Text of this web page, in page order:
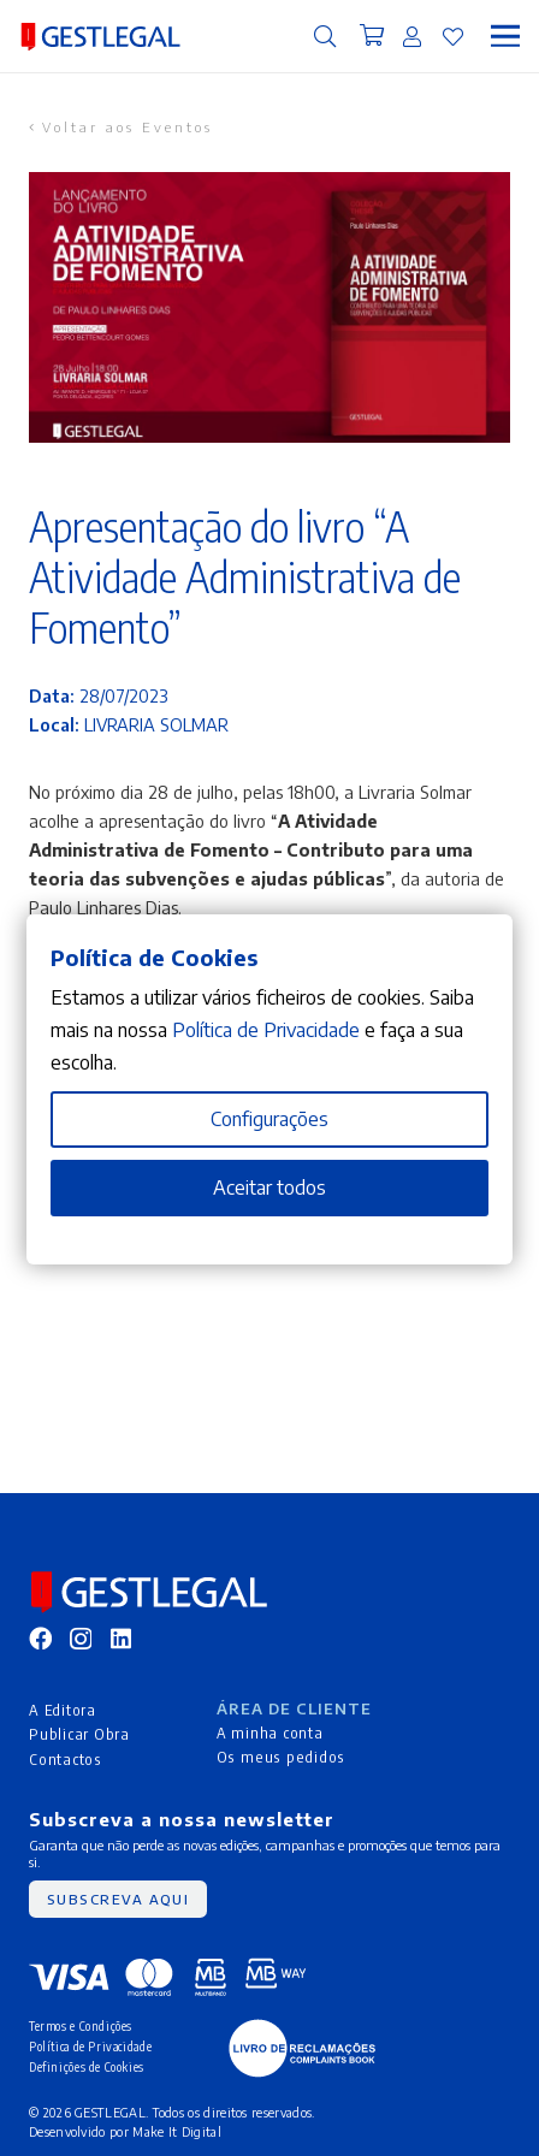
Voltar aos Eventos
Apresentação do livro “A
Atividade Administrativa de
Fomento”
Data: 28/07/2023
Local: LIVRARIA SOLMAR
No próximo dia 28 de julho, pelas 18h00, a Livraria Solmar
acolhe a apresentação do livro “A Atividade
Administrativa de Fomento – Contributo para uma
teoria das subvenções e ajudas públicas”, da autoria de
Paulo Linhares Dias.
Apresentação da obra está a cargo de Pedro Bettecourt
Data:28/07/2023
Local:LIVRARIA SOLMAR
Solmar Avenida Center
Avenida Infante D. Hemrique. Nº 71 – Loja 07
Ponta Delgada (Açores)
Partilhar:
A Editora
Publicar Obra
Contactos
ÁREA DE CLIENTE
A minha conta
Os meus pedidos
Subscreva a nossa newsletter
Garanta que não perde as novas edições, campanhas e promoções que temos para
si.
SUBSCREVA AQUI
Termos e Condições
Política de Privacidade
Definições de Cookies
© 2026 GESTLEGAL. Todos os direitos reservados.
Desenvolvido por Make It Digital
Política de Cookies
Estamos a utilizar vários ficheiros de cookies. Saiba
mais na nossa Política de Privacidade e faça a sua
escolha.
Configurações
Aceitar todos